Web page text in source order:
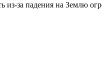
из-за падения на Землю